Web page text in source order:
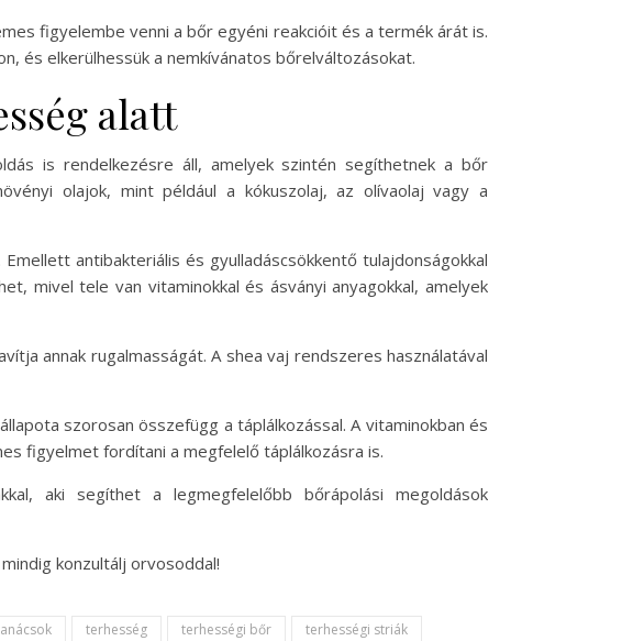
figyelembe venni a bőr egyéni reakcióit és a termék árát is.
és elkerülhessük a nemkívánatos bőrelváltozásokat.
alatt
is rendelkezésre áll, amelyek szintén segíthetnek a bőr
olajok, mint például a kókuszolaj, az olívaolaj vagy a
antibakteriális és gyulladáscsökkentő tulajdonságokkal
mivel tele van vitaminokkal és ásványi anyagokkal, amelyek
annak rugalmasságát. A shea vaj rendszeres használatával
szorosan összefügg a táplálkozással. A vitaminokban és
figyelmet fordítani a megfelelő táplálkozásra is.
aki segíthet a legmegfelelőbb bőrápolási megoldások
konzultálj orvosoddal!
terhesség terhességi bőr terhességi striák